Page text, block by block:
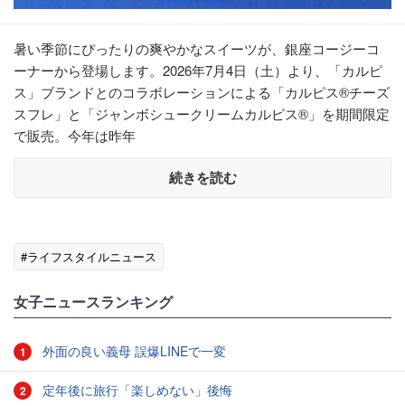
暑い季節にぴったりの爽やかなスイーツが、銀座コージーコ
ーナーから登場します。2026年7月4日（土）より、「カルピ
ス」ブランドとのコラボレーションによる「カルピス®チーズ
スフレ」と「ジャンボシュークリームカルピス®」を期間限定
で販売。今年は昨年
続きを読む
#ライフスタイルニュース
女子ニュースランキング
1 外面の良い義母 誤爆LINEで一変
2 定年後に旅行「楽しめない」後悔